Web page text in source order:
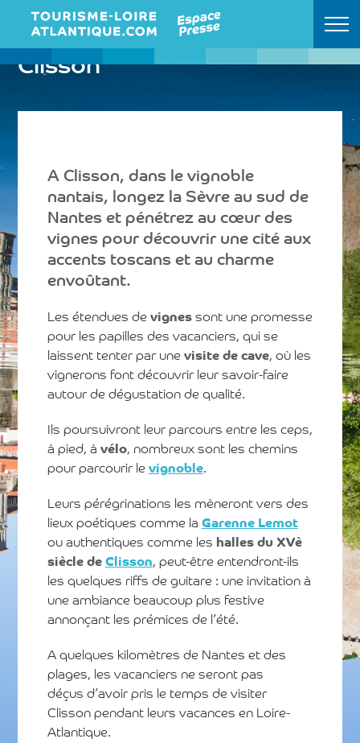
Retour à l'accueil
Clisson
A Clisson, dans le vignoble
nantais, longez la Sèvre au sud de
Nantes et pénétrez au cœur des
vignes pour découvrir une cité aux
accents toscans et au charme
envoûtant.
Les étendues devignessont une promesse
pour les papilles des vacanciers, qui se
laissent tenter par unevisite de cave, où les
vignerons font découvrir leur savoir-faire
autour de dégustation de qualité.
Ils poursuivront leur parcours entre les ceps,
à pied, àvélo, nombreux sont les chemins
pour parcourir levignoble.
Leurs pérégrinations les mèneront vers des
lieux poétiques comme laGarenne Lemot
ou authentiques comme les halles du XVè
siècle deClisson, peut-être entendront-ils
les quelques riffs de guitare : une invitation à
une ambiance beaucoup plus festive
annonçant les prémices de l’été.
A quelques kilomètres de Nantes et des
plages, les vacanciers ne seront pas
déçus d’avoir pris le temps de visiter
Clisson pendant leurs vacances en Loire-
Atlantique.